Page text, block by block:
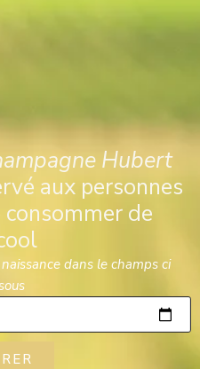
de votre règlement,
Hubert
aux personnes
de
dans le champs ci